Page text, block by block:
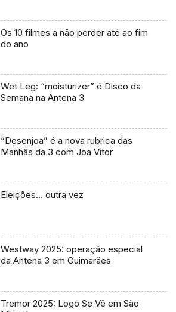
Os 10 filmes a não perder até ao fim
do ano
Wet Leg: “moisturizer” é Disco da
Semana na Antena 3
“Desenjoa” é a nova rubrica das
Manhãs da 3 com Joa Vitor
Eleições… outra vez
Westway 2025: operação especial
da Antena 3 em Guimarães
Tremor 2025: Logo Se Vê em São